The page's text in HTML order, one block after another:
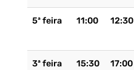
5ª feira 11:00 12:30
3ª feira 15:30 17:00